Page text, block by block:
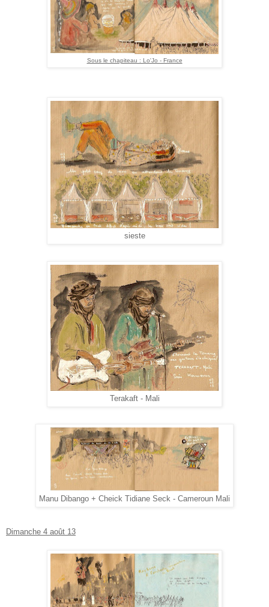
Sous le chapiteau : Lo'Jo - France
sieste
Terakaft - Mali
Manu Dibango + Cheick Tidiane Seck - Cameroun Mali
Dimanche 4 août 13